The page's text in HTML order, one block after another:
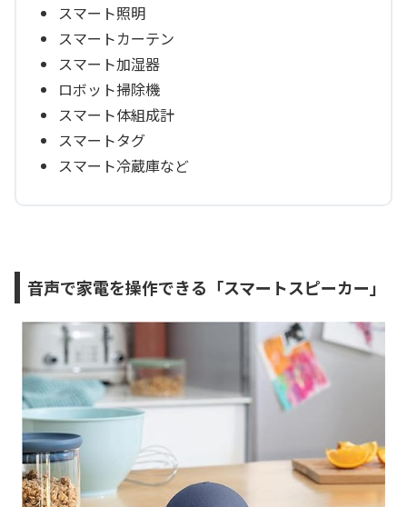
スマート照明
スマートカーテン
スマート加湿器
ロボット掃除機
スマート体組成計
スマートタグ
スマート冷蔵庫など
音声で家電を操作できる「スマートスピーカー」